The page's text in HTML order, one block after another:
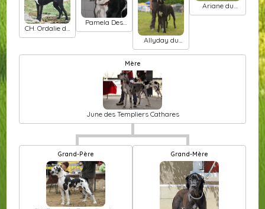
CH. Ordalie de
la Benjamine
Pamela Des
Terres De La
Allyday du
Temple Sacré
d'héloïse
Ariane du
domaine de
Mère
June des Templiers Cathares
Grand-Père Grand-Mère